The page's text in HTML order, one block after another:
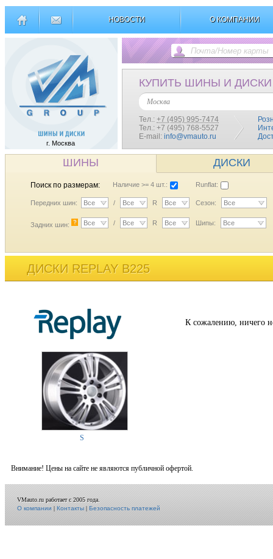
НОВОСТИ О КОМПАНИИ
г. Москва
КУПИТЬ ШИНЫ И ДИСКИ
Москва
Тел.: +7 (495) 995-7474
Тел.: +7 (495) 768-5527
E-mail: info@vmauto.ru
ШИНЫ ДИСКИ
Поиск по размерам: Наличие >= 4 шт.: Runflat:
Передних шин: Все / Все R Все Сезон: Все
Задних шин: ? Все / Все R Все Шипы: Все
ДИСКИ REPLAY B225
S
К сожалению, ничего
Внимание! Цены на сайте не являются публичной офертой.
VMauto.ru работает с 2005 года.
О компании|Контакты|Безопасность платежей